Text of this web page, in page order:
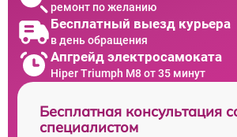
ремонт по желанию
Бесплатный выезд курьера
в день обращения
Апгрейд электросамоката
Hiper Triumph M8 от 35 минут
Бесплатная консультация
специалистом